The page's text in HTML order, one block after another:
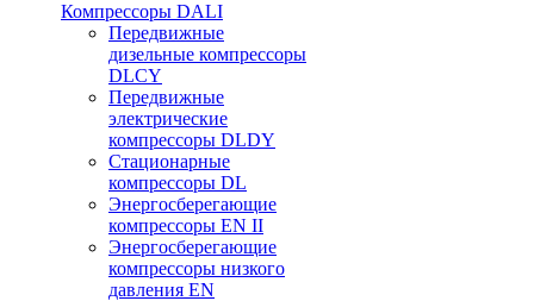
Компрессоры DALI
Передвижные
дизельные компрессоры
DLCY
Передвижные
электрические
компрессоры DLDY
Стационарные
компрессоры DL
Энергосберегающие
компрессоры EN II
Энергосберегающие
компрессоры низкого
давления EN